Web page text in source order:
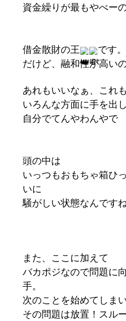
資金繰りが最もやべー
借金散財の王
です。
だけど、融和性が高い
あれもいいなぁ、これ
いろんな方面に手を出
自分でてんやわんやで
頭の中は
いっつもおもちゃ箱ひ
いに
騒がしい状態なんですね
また、ここに加えて
バカポジなので問題に
手。
次のことを始めてしまい
その問題は放置！スル